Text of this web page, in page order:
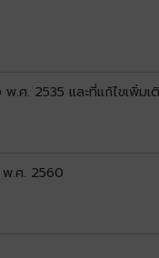
พ.ศ. 2535 และที่แก้ไขเพิ่
.ศ. 2560